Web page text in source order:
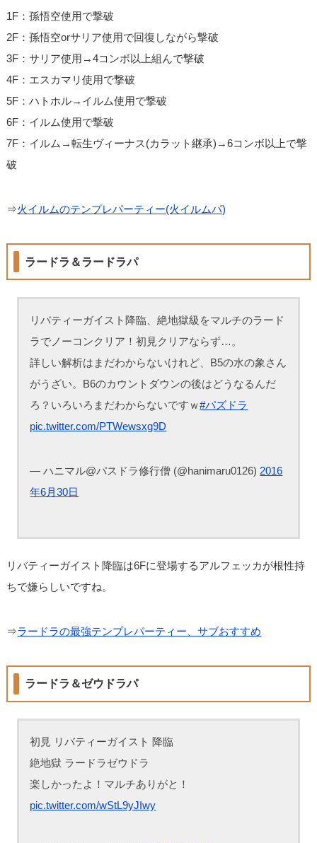
1F：孫悟空使用で撃破
2F：孫悟空orサリア使用で回復しながら撃破
3F：サリア使用→4コンボ以上組んで撃破
4F：エスカマリ使用で撃破
5F：ハトホル→イルム使用で撃破
6F：イルム使用で撃破
7F：イルム→転生ヴィーナス(カラット継承)→6コンボ以上で撃
破
⇒火イルムのテンプレパーティー(火イルムパ)
ラードラ＆ラードラパ
リバティーガイスト降臨、絶地獄級をマルチのラード
ラでノーコンクリア！初見クリアならず…。
詳しい解析はまだわからないけれど、B5の水の象さん
がうざい。B6のカウントダウンの後はどうなるんだ
ろ？いろいろまだわからないですｗ#パズドラ
pic.twitter.com/PTWewsxg9D
— ハニマル@パスドラ修行僧 (@hanimaru0126) 2016
年6月30日
リバティーガイスト降臨は6Fに登場するアルフェッカが根性持
ちで嫌らしいですね。
⇒ラードラの最強テンプレパーティー、サブおすすめ
ラードラ＆ゼウドラパ
初見 リバティーガイスト 降臨
絶地獄 ラードラゼウドラ
楽しかったよ！マルチありがと！
pic.twitter.com/wStL9yJIwy